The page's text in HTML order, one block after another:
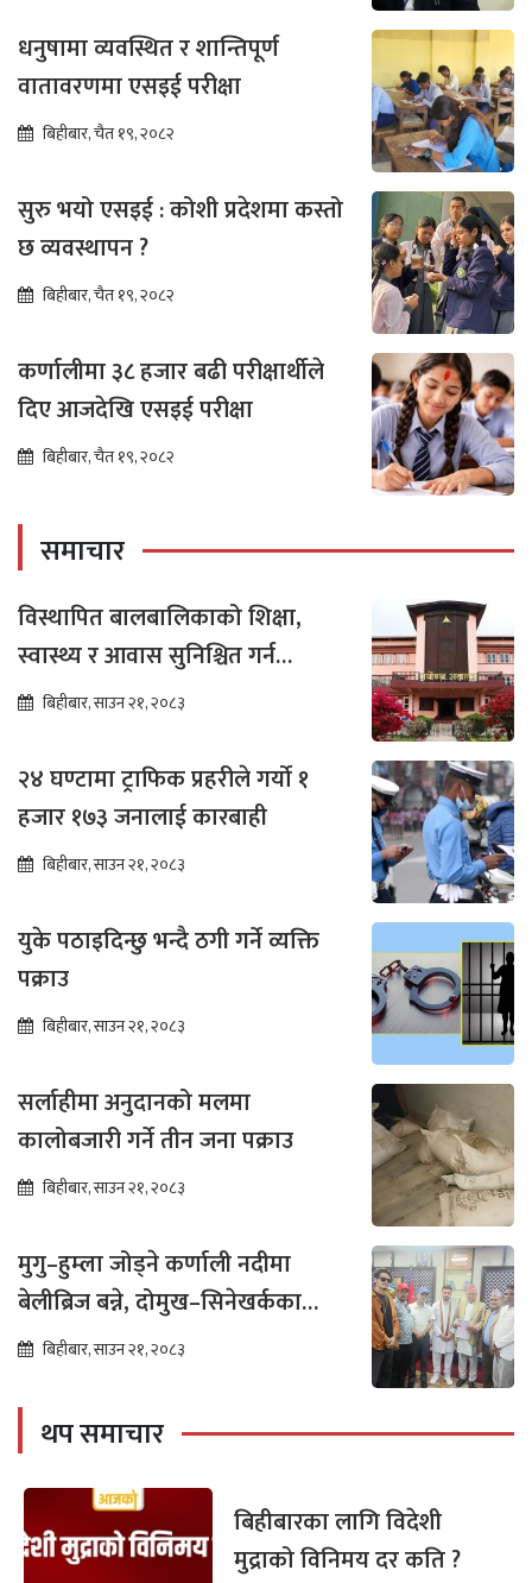
धनुषामा व्यवस्थित र शान्तिपूर्ण
वातावरणमा एसइई परीक्षा
बिहीबार, चैत १९, २०८२
सुरु भयो एसइई : कोशी प्रदेशमा कस्तो
छ व्यवस्थापन ?
बिहीबार, चैत १९, २०८२
कर्णालीमा ३८ हजार बढी परीक्षार्थीले
दिए आजदेखि एसइई परीक्षा
बिहीबार, चैत १९, २०८२
समाचार
विस्थापित बालबालिकाको शिक्षा,
स्वास्थ्य र आवास सुनिश्चित गर्न
सर्वोच्चको अन्तरिम आदेश
बिहीबार, साउन २१, २०८३
२४ घण्टामा ट्राफिक प्रहरीले गर्यो १
हजार १७३ जनालाई कारबाही
बिहीबार, साउन २१, २०८३
युके पठाइदिन्छु भन्दै ठगी गर्ने व्यक्ति
पक्राउ
बिहीबार, साउन २१, २०८३
सर्लाहीमा अनुदानको मलमा
कालोबजारी गर्ने तीन जना पक्राउ
बिहीबार, साउन २१, २०८३
मुगु–हुम्ला जोड्ने कर्णाली नदीमा
बेलीब्रिज बन्ने, दोमुख–सिनेखर्कका
बासिन्दामा उत्साह
बिहीबार, साउन २१, २०८३
थप समाचार
बिहीबारका लागि विदेशी
मुद्राको विनिमय दर कति ?